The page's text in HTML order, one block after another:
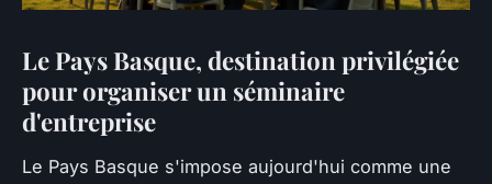
Le Pays Basque, destination privilégiée
pour organiser un séminaire
d'entreprise
Le Pays Basque s'impose aujourd'hui comme une